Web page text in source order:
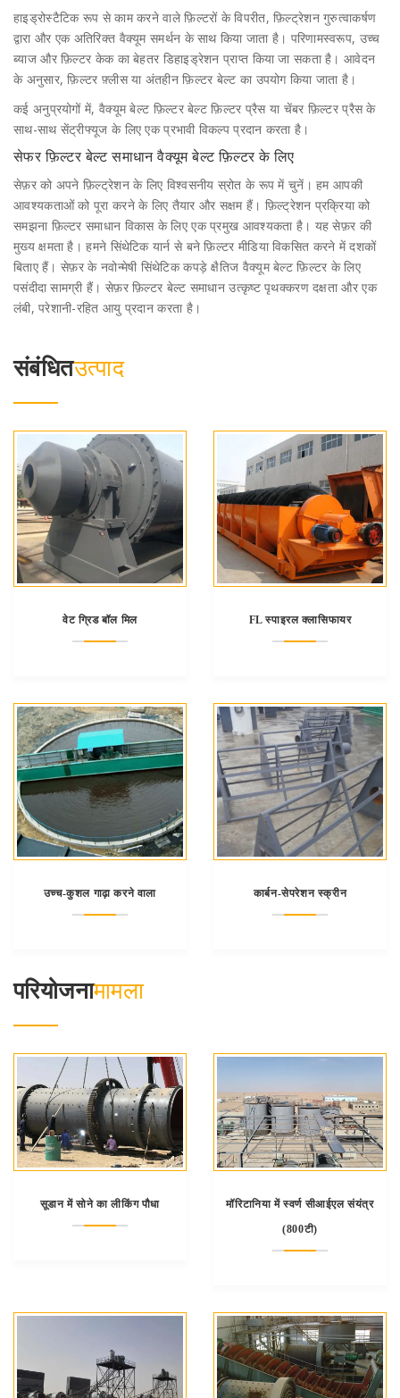
हाइड्रोस्टैटिक रूप से काम करने वाले फ़िल्टरों के विपरीत, फ़िल्ट्रेशन गुरुत्वाकर्षण
द्वारा और एक अतिरिक्त वैक्यूम समर्थन के साथ किया जाता है। परिणामस्वरूप, उच्च
ब्याज और फ़िल्टर केक का बेहतर डिहाइड्रेशन प्राप्त किया जा सकता है। आवेदन
के अनुसार, फ़िल्टर फ़्लीस या अंतहीन फ़िल्टर बेल्ट का उपयोग किया जाता है।
कई अनुप्रयोगों में, वैक्यूम बेल्ट फ़िल्टर बेल्ट फ़िल्टर प्रैस या चेंबर फ़िल्टर प्रैस के
साथ-साथ सेंट्रीफ्यूज के लिए एक प्रभावी विकल्प प्रदान करता है।
सेफर फ़िल्टर बेल्ट समाधान वैक्यूम बेल्ट फ़िल्टर के लिए
सेफ़र को अपने फ़िल्ट्रेशन के लिए विश्वसनीय स्रोत के रूप में चुनें। हम आपकी
आवश्यकताओं को पूरा करने के लिए तैयार और सक्षम हैं। फ़िल्ट्रेशन प्रक्रिया को
समझना फ़िल्टर समाधान विकास के लिए एक प्रमुख आवश्यकता है। यह सेफ़र की
मुख्य क्षमता है। हमने सिंथेटिक यार्न से बने फ़िल्टर मीडिया विकसित करने में दशकों
बिताए हैं। सेफ़र के नवोन्मेषी सिंथेटिक कपड़े क्षैतिज वैक्यूम बेल्ट फ़िल्टर के लिए
पसंदीदा सामग्री हैं। सेफ़र फ़िल्टर बेल्ट समाधान उत्कृष्ट पृथक्करण दक्षता और एक
लंबी, परेशानी-रहित आयु प्रदान करता है।
संबंधितउत्पाद
वेट ग्रिड बॉल मिल FL स्पाइरल क्लासिफायर
उच्च-कुशल गाढ़ा करने वाला कार्बन-सेपरेशन स्क्रीन
परियोजनामामला
सूडान में सोने का लीकिंग पौधा
मॉरिटानिया में स्वर्ण सीआईएल संयंत्र
(800टी)